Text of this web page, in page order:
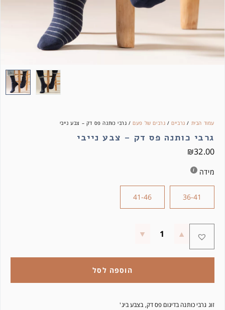
עמוד הבית / גרביים/ גרבים של פעם/ גרבי כותנה פס דק – צבע נייבי
גרבי כותנה פס דק – צבע נייבי
₪32.00
מידה
36-41
41-46
הוספה לסל
זוג גרבי כותנה בדיגום פס דק, בצבע ביג'